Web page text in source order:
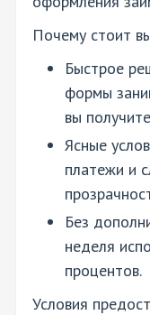
Почему стоит
Быстрое
формы
вы
Ясные
платежи и
Без
неделя
процентов.
Условия